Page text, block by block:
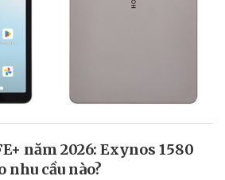
năm 2026: Exynos 1580
nhu cầu nào?